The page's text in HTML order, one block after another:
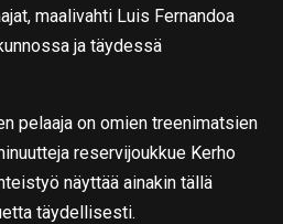
maalivahti Luis Fernandoa
ja täydessä
pelaaja on omien treenimatsien
reservijoukkue Kerho
näyttää ainakin tällä
täydellisesti.